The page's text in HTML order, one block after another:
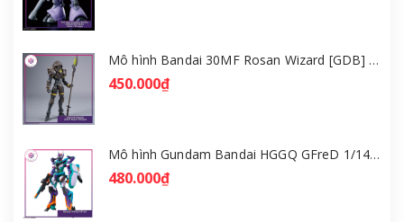
Mô hình Bandai 30MF Rosan Wizard [GDB] [30MF]
450.000₫
Mô hình Gundam Bandai HGGQ GFreD 1/144 [GDB] [BHG]
480.000₫